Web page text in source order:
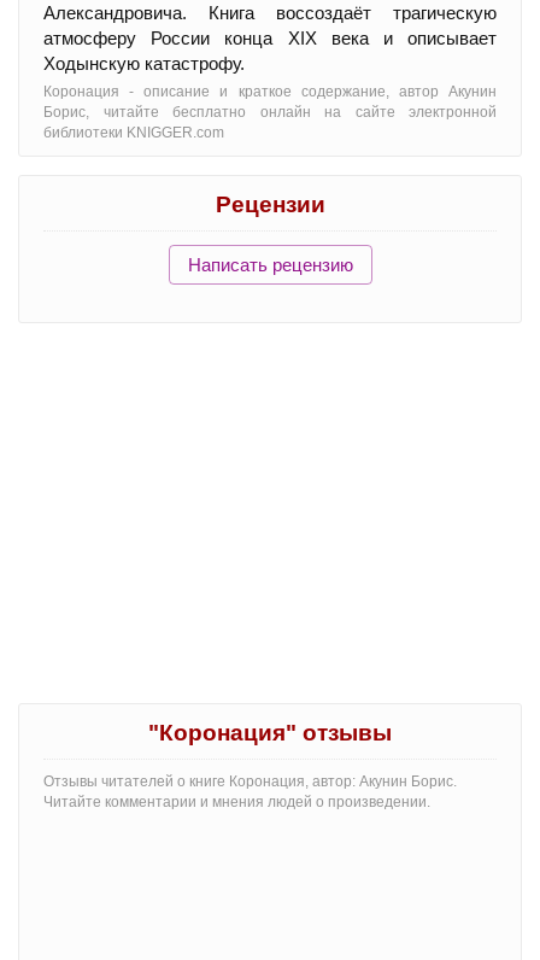
Александровича. Книга воссоздаёт трагическую
атмосферу России конца XIX века и описывает
Ходынскую катастрофу.
Коронация - oписание и краткое содержание, автор Акунин
Борис, читайте бесплатно онлайн на сайте электронной
библиотеки KNIGGER.com
Рецензии
Написать рецензию
"Коронация" отзывы
Отзывы читателей о книге Коронация, автор: Акунин Борис.
Читайте комментарии и мнения людей о произведении.